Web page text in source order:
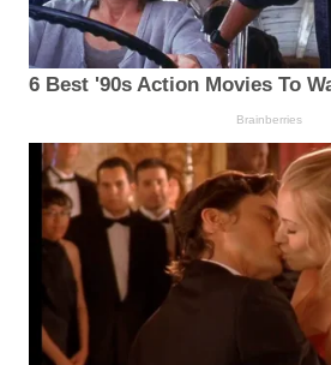
6 Best '90s Action Movies To
Brainberries